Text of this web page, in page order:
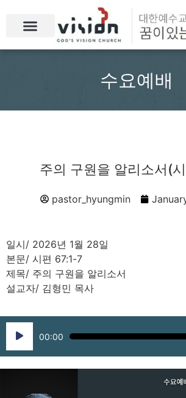
수요예배
주의 구원을 알리소서(
pastor_hyungmin
일시/ 2026년 1월 28일
본문/ 시편 67:1-7
제목/ 주의 구원을 알리소서
설교자/ 김형민 목사
Audio
Player
00:00